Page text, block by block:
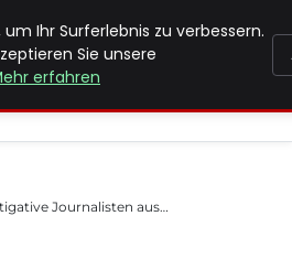
Journalisten aus…
Ihr Surferlebnis zu verbessern.
Sie unsere
erfahren